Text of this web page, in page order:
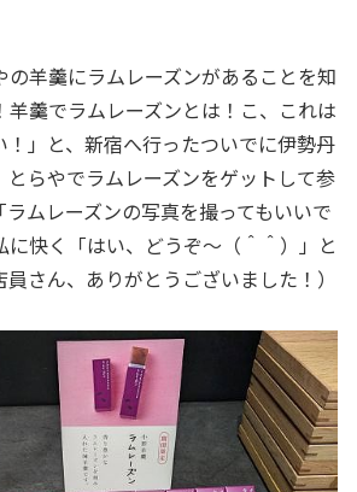
の羊羹にラムレーズンがあることを知
羊羹でラムレーズンとは！こ、これは
」と、新宿へ行ったついでに伊勢丹
とらやでラムレーズンをゲットして参
ムレーズンの写真を撮ってもいいで
に快く「はい、どうぞ～（＾＾）」と
さん、ありがとうございました！）